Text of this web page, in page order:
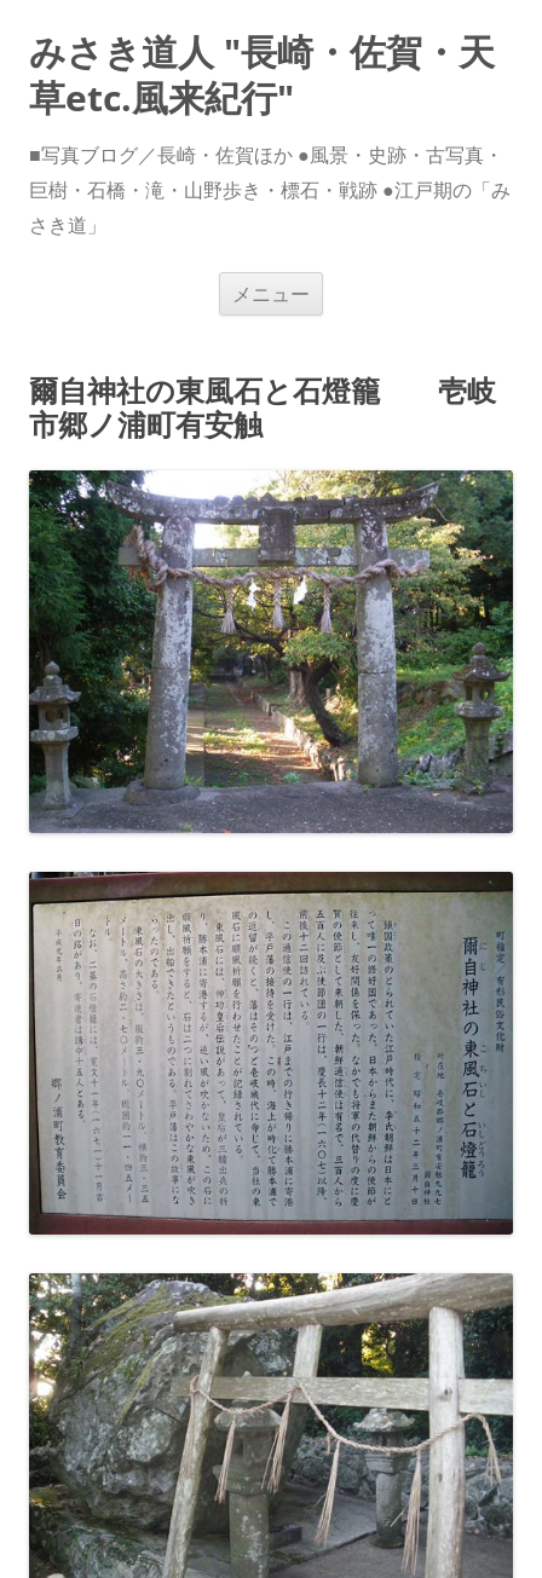
みさき道人 "長崎・佐賀・天
草etc.風来紀行"
■写真ブログ／長崎・佐賀ほか ●風景・史跡・古写真・
巨樹・石橋・滝・山野歩き・標石・戦跡 ●江戸期の「み
さき道」
メニュー
ス
キ
爾自神社の東風石と石燈籠 壱岐
市郷ノ浦町有安触